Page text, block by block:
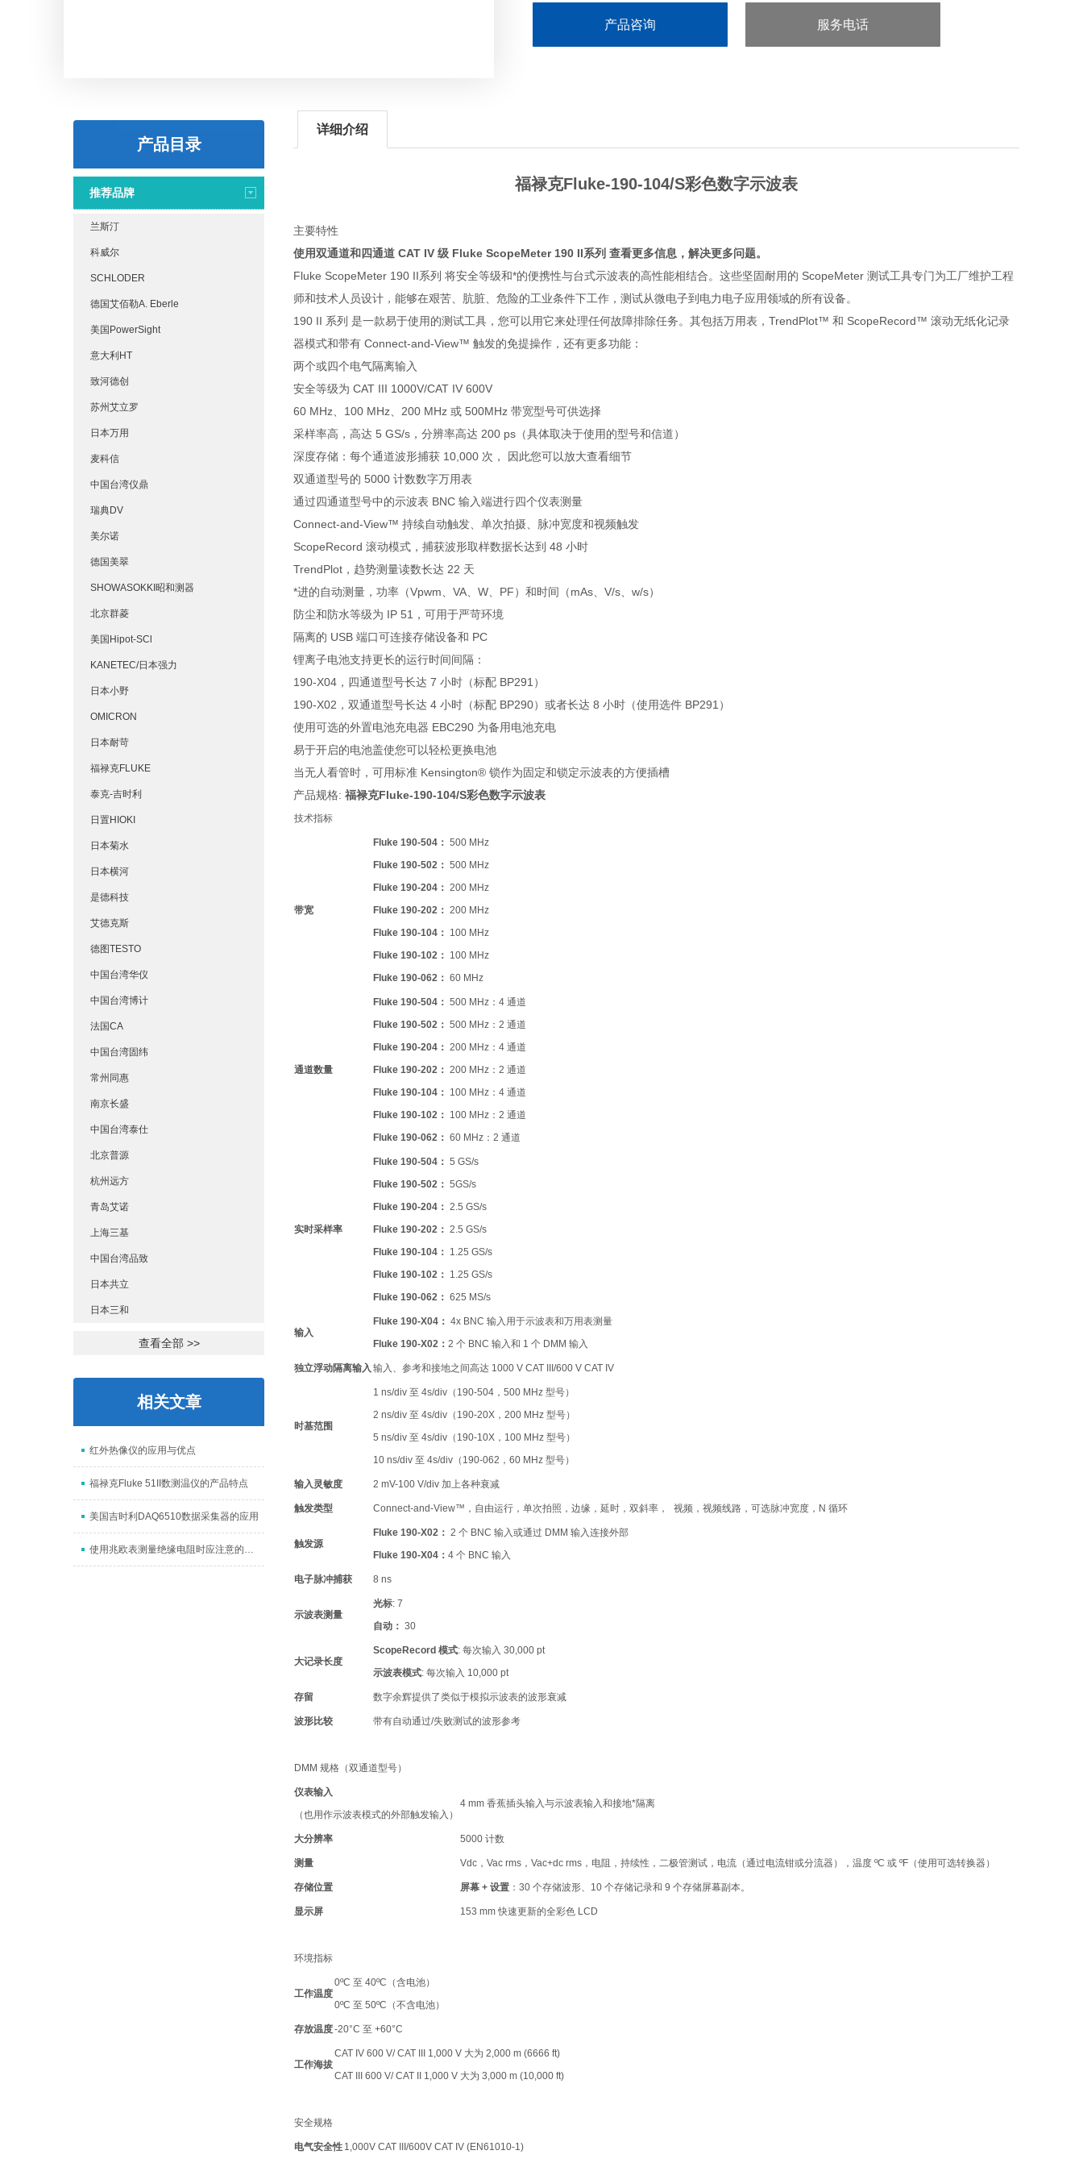
产品咨询 服务电话
产品目录
推荐品牌
兰斯汀
科威尔
SCHLODER
德国艾佰勒A. Eberle
美国PowerSight
意大利HT
致河德创
苏州艾立罗
日本万用
麦科信
中国台湾仪鼎
瑞典DV
美尔诺
德国美翠
SHOWASOKKI昭和测器
北京群菱
美国Hipot-SCl
KANETEC/日本强力
日本小野
OMICRON
日本耐苛
福禄克FLUKE
泰克-吉时利
日置HIOKI
日本菊水
日本横河
是德科技
艾德克斯
德图TESTO
中国台湾华仪
中国台湾博计
法国CA
中国台湾固纬
常州同惠
南京长盛
中国台湾泰仕
北京普源
杭州远方
青岛艾诺
上海三基
中国台湾品致
日本共立
日本三和
查看全部 >>
相关文章
红外热像仪的应用与优点
福禄克Fluke 51II数测温仪的产品特点
美国吉时利DAQ6510数据采集器的应用
使用兆欧表测量绝缘电阻时应注意的问题
详细介绍
福禄克Fluke-190-104/S彩色数字示波表
主要特性
使用双通道和四通道 CAT IV 级 Fluke ScopeMeter 190 II系列 查看更多信息，解决更多问题。
Fluke ScopeMeter 190 II系列 将安全等级和*的便携性与台式示波表的高性能相结合。这些坚固耐用的 ScopeMeter 测试工具专门为工厂维护工程
师和技术人员设计，能够在艰苦、肮脏、危险的工业条件下工作，测试从微电子到电力电子应用领域的所有设备。
190 II 系列 是一款易于使用的测试工具，您可以用它来处理任何故障排除任务。其包括万用表，TrendPlot™ 和 ScopeRecord™ 滚动无纸化记录
器模式和带有 Connect-and-View™ 触发的免提操作，还有更多功能：
两个或四个电气隔离输入
安全等级为 CAT III 1000V/CAT IV 600V
60 MHz、100 MHz、200 MHz 或 500MHz 带宽型号可供选择
采样率高，高达 5 GS/s，分辨率高达 200 ps（具体取决于使用的型号和信道）
深度存储：每个通道波形捕获 10,000 次， 因此您可以放大查看细节
双通道型号的 5000 计数数字万用表
通过四通道型号中的示波表 BNC 输入端进行四个仪表测量
Connect-and-View™ 持续自动触发、单次拍摄、脉冲宽度和视频触发
ScopeRecord 滚动模式，捕获波形取样数据长达到 48 小时
TrendPlot，趋势测量读数长达 22 天
*进的自动测量，功率（Vpwm、VA、W、PF）和时间（mAs、V/s、w/s）
防尘和防水等级为 IP 51，可用于严苛环境
隔离的 USB 端口可连接存储设备和 PC
锂离子电池支持更长的运行时间间隔：
190-X04，四通道型号长达 7 小时（标配 BP291）
190-X02，双通道型号长达 4 小时（标配 BP290）或者长达 8 小时（使用选件 BP291）
使用可选的外置电池充电器 EBC290 为备用电池充电
易于开启的电池盖使您可以轻松更换电池
当无人看管时，可用标准 Kensington® 锁作为固定和锁定示波表的方便插槽
产品规格: 福禄克Fluke-190-104/S彩色数字示波表
技术指标
带宽
Fluke 190-504： 500 MHz
Fluke 190-502： 500 MHz
Fluke 190-204： 200 MHz
Fluke 190-202： 200 MHz
Fluke 190-104： 100 MHz
Fluke 190-102： 100 MHz
Fluke 190-062： 60 MHz
通道数量
Fluke 190-504： 500 MHz：4 通道
Fluke 190-502： 500 MHz：2 通道
Fluke 190-204： 200 MHz：4 通道
Fluke 190-202： 200 MHz：2 通道
Fluke 190-104： 100 MHz：4 通道
Fluke 190-102： 100 MHz：2 通道
Fluke 190-062： 60 MHz：2 通道
实时采样率
Fluke 190-504： 5 GS/s
Fluke 190-502： 5GS/s
Fluke 190-204： 2.5 GS/s
Fluke 190-202： 2.5 GS/s
Fluke 190-104： 1.25 GS/s
Fluke 190-102： 1.25 GS/s
Fluke 190-062： 625 MS/s
输入
Fluke 190-X04： 4x BNC 输入用于示波表和万用表测量
Fluke 190-X02： 2 个 BNC 输入和 1 个 DMM 输入
独立浮动隔离输入 输入、参考和接地之间高达 1000 V CAT III/600 V CAT IV
时基范围
1 ns/div 至 4s/div（190-504，500 MHz 型号）
2 ns/div 至 4s/div（190-20X，200 MHz 型号）
5 ns/div 至 4s/div（190-10X，100 MHz 型号）
10 ns/div 至 4s/div（190-062，60 MHz 型号）
输入灵敏度 2 mV-100 V/div 加上各种衰减
触发类型 Connect-and-View™，自由运行，单次拍照，边缘，延时，双斜率， 视频，视频线路，可选脉冲宽度，N 循环
触发源
Fluke 190-X02： 2 个 BNC 输入或通过 DMM 输入连接外部
Fluke 190-X04： 4 个 BNC 输入
电子脉冲捕获 8 ns
示波表测量
光标: 7
自动： 30
大记录长度
ScopeRecord 模式: 每次输入 30,000 pt
示波表模式: 每次输入 10,000 pt
存留 数字余辉提供了类似于模拟示波表的波形衰减
波形比较 带有自动通过/失败测试的波形参考
DMM 规格（双通道型号）
仪表输入
（也用作示波表模式的外部触发输入）
4 mm 香蕉插头输入与示波表输入和接地*隔离
大分辨率 5000 计数
测量 Vdc，Vac rms，Vac+dc rms，电阻，持续性，二极管测试，电流（通过电流钳或分流器），温度 ºC 或 ºF（使用可选转换器）
存储位置 屏幕 + 设置：30 个存储波形、10 个存储记录和 9 个存储屏幕副本。
显示屏 153 mm 快速更新的全彩色 LCD
环境指标
工作温度
0ºC 至 40ºC（含电池）
0ºC 至 50ºC（不含电池）
存放温度-20°C 至 +60°C
工作海拔
CAT IV 600 V/ CAT III 1,000 V 大为 2,000 m (6666 ft)
CAT III 600 V/ CAT II 1,000 V 大为 3,000 m (10,000 ft)
安全规格
电气安全性 1,000V CAT III/600V CAT IV (EN61010-1)